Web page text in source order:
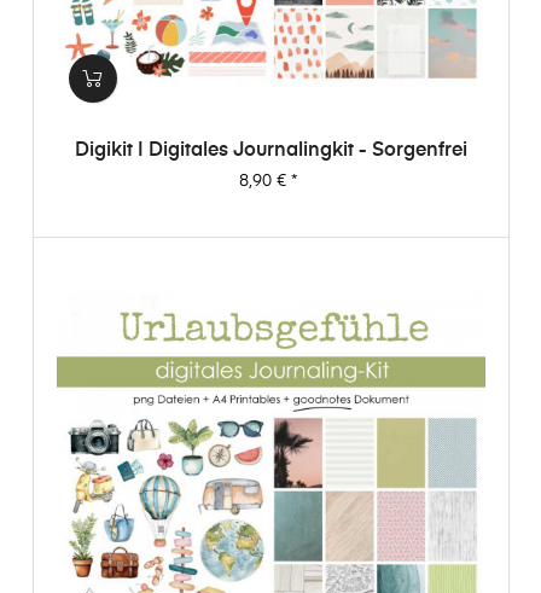
Digikit | Digitales Journalingkit - Sorgenfrei
Preis
8,90 €*